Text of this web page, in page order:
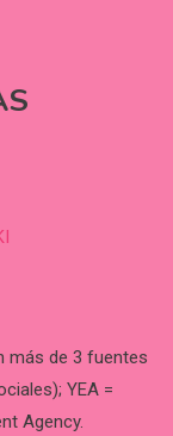
más de 3 fuentes
YEA =
Agency.